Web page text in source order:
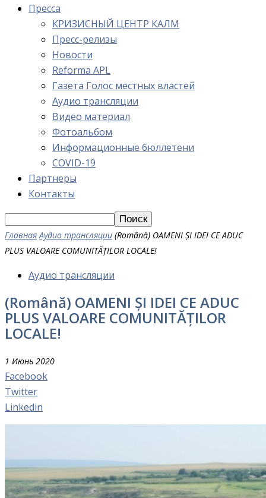
Пресса
КРИЗИСНЫЙ ЦЕНТР КАЛМ
Пресс-релизы
Новости
Reforma APL
Газета Голос местных властей
Аудио трансляции
Видео материал
Фотоальбом
Информационные бюллетени
COVID-19
Партнеры
Контакты
Главная Аудио трансляции (Română) OAMENI ȘI IDEI CE ADUC
PLUS VALOARE COMUNITĂȚILOR LOCALE!
Аудио трансляции
(Română) OAMENI ȘI IDEI CE ADUC
PLUS VALOARE COMUNITĂȚILOR
LOCALE!
1 Июнь 2020
Facebook
Twitter
Linkedin